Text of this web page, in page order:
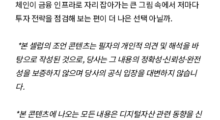
체인이 금융 인프라로 자리 잡아가는 큰 그림 속에서 저마다
투자 전략을 점검해 보는 편이 더 나은 선택 아닐까.
*본 셀럽의 조언 콘텐츠는 필자의 개인적 의견 및 해석을 바
탕으로 작성된 것으로, 당사는 그 내용의 정확성·신뢰성·완전
성을 보증하지 않으며 당사의 공식 입장을 대변하지 않습니
다.
*본 콘텐츠에 나오는 모든 내용은 디지털자산 관련 동향을 신